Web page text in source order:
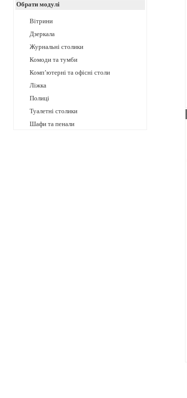
Обрати модулі
Вітрини
Дзеркала
Журнальні столики
Комоди та тумби
Комп’ютерні та офісні столи
Ліжка
Полиці
Туалетні столики
Шафи та пенали